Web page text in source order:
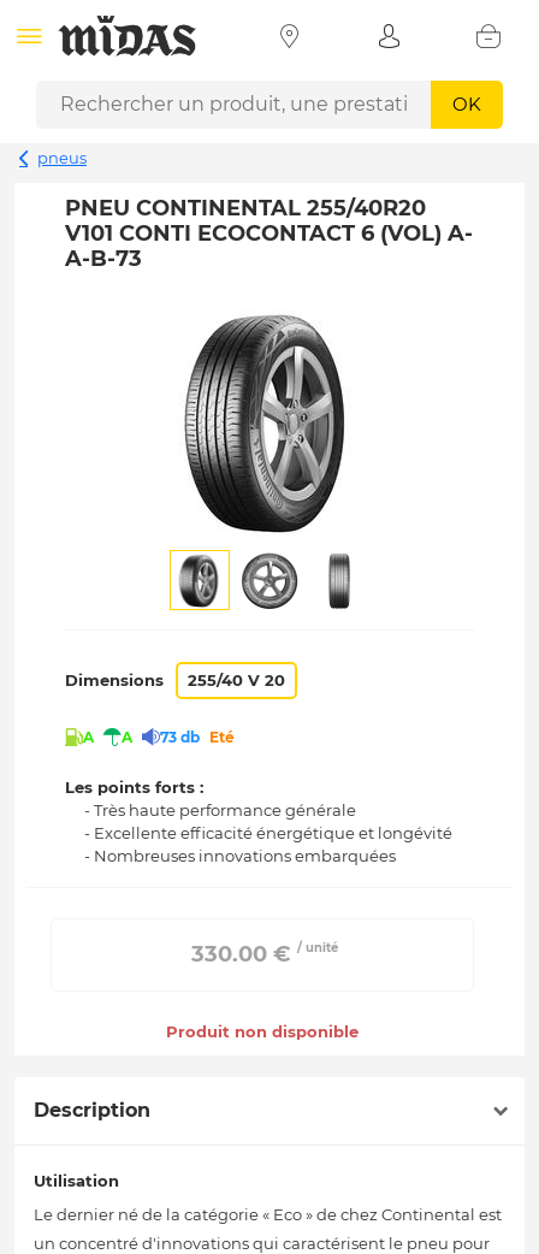
OK
pneus
PNEU CONTINENTAL 255/40R20
V101 CONTI ECOCONTACT 6 (VOL) A-
A-B-73
Dimensions 255/40 V 20
A A 73 db Eté
Les points forts :
- Très haute performance générale
- Excellente efficacité énergétique et longévité
- Nombreuses innovations embarquées
330.00 € / unité
Produit non disponible
Description
Utilisation
Le dernier né de la catégorie « Eco » de chez Continental est
un concentré d'innovations qui caractérisent le pneu pour